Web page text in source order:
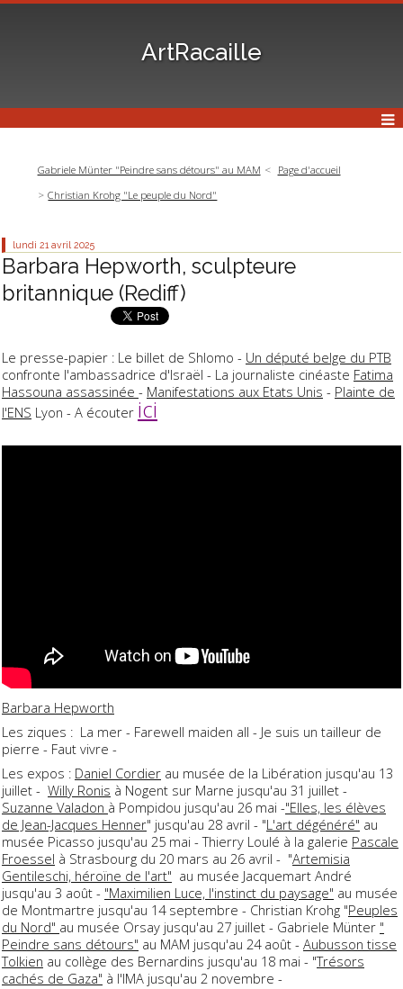
ArtRacaille
Gabriele Münter "Peindre sans détours" au MAM
Page d'accueil
Christian Krohg "Le peuple du Nord"
lundi 21 avril 2025
Barbara Hepworth, sculpteure
britannique (Rediff)
Le presse-papier : Le billet de Shlomo - Un député belge du PTB
confronte l'ambassadrice d'Israël - La journaliste cinéaste Fatima
Hassouna assassinée - Manifestations aux Etats Unis - Plainte de
l'ENS Lyon - A écouter ici
Barbara Hepworth
Les ziques : La mer - Farewell maiden all - Je suis un tailleur de
pierre - Faut vivre -
Les expos : Daniel Cordier au musée de la Libération jusqu'au 13
juillet - Willy Ronis à Nogent sur Marne jusqu'au 31 juillet -
Suzanne Valadon à Pompidou jusqu'au 26 mai -"Elles, les élèves
de Jean-Jacques Henner" jusqu'au 28 avril - "L'art dégénéré" au
musée Picasso jusqu'au 25 mai - Thierry Loulé à la galerie Pascale
Froessel à Strasbourg du 20 mars au 26 avril - "Artemisia
Gentileschi, héroïne de l'art" au musée Jacquemart André
jusqu'au 3 août - "Maximilien Luce, l'instinct du paysage" au musée
de Montmartre jusqu'au 14 septembre - Christian Krohg "Peuples
du Nord" au musée Orsay jusqu'au 27 juillet - Gabriele Münter "
Peindre sans détours" au MAM jusqu'au 24 août - Aubusson tisse
Tolkien au collège des Bernardins jusqu'au 18 mai - "Trésors
cachés de Gaza" à l'IMA jusqu'au 2 novembre -